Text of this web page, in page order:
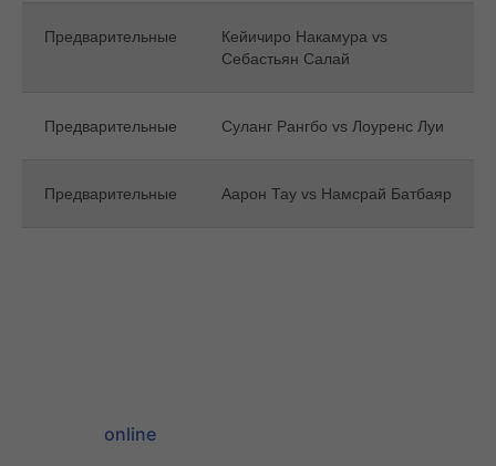
Предварительные
Кейичиро Накамура vs
Себастьян Салай
Предварительные Суланг Рангбо vs Лоуренс Луи
Предварительные Аарон Тау vs Намсрай Батбаяр
online